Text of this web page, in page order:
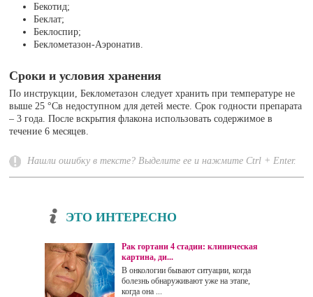
Бекотид;
Беклат;
Беклоспир;
Беклометазон-Аэронатив.
Сроки и условия хранения
По инструкции, Беклометазон следует хранить при температуре не
выше 25 °Cв недоступном для детей месте. Срок годности препарата
– 3 года. После вскрытия флакона использовать содержимое в
течение 6 месяцев.
Нашли ошибку в тексте? Выделите ее и нажмите Ctrl + Enter.
ЭТО ИНТЕРЕСНО
Рак гортани 4 стадии: клиническая
картина, ди...
В онкологии бывают ситуации, когда
болезнь обнаруживают уже на этапе,
когда она ...